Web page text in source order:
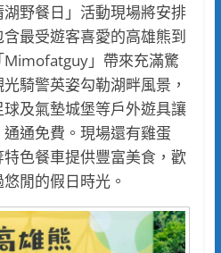
野餐日」活動現場將安排
最受遊客喜愛的高雄熊到
」帶來充滿驚
騎警英姿勾勒湖畔風景，
及氣墊城堡等戶外遊具讓
通免費。現場還有雞蛋
色餐車提供豐富美食，歡
閒的假日時光。